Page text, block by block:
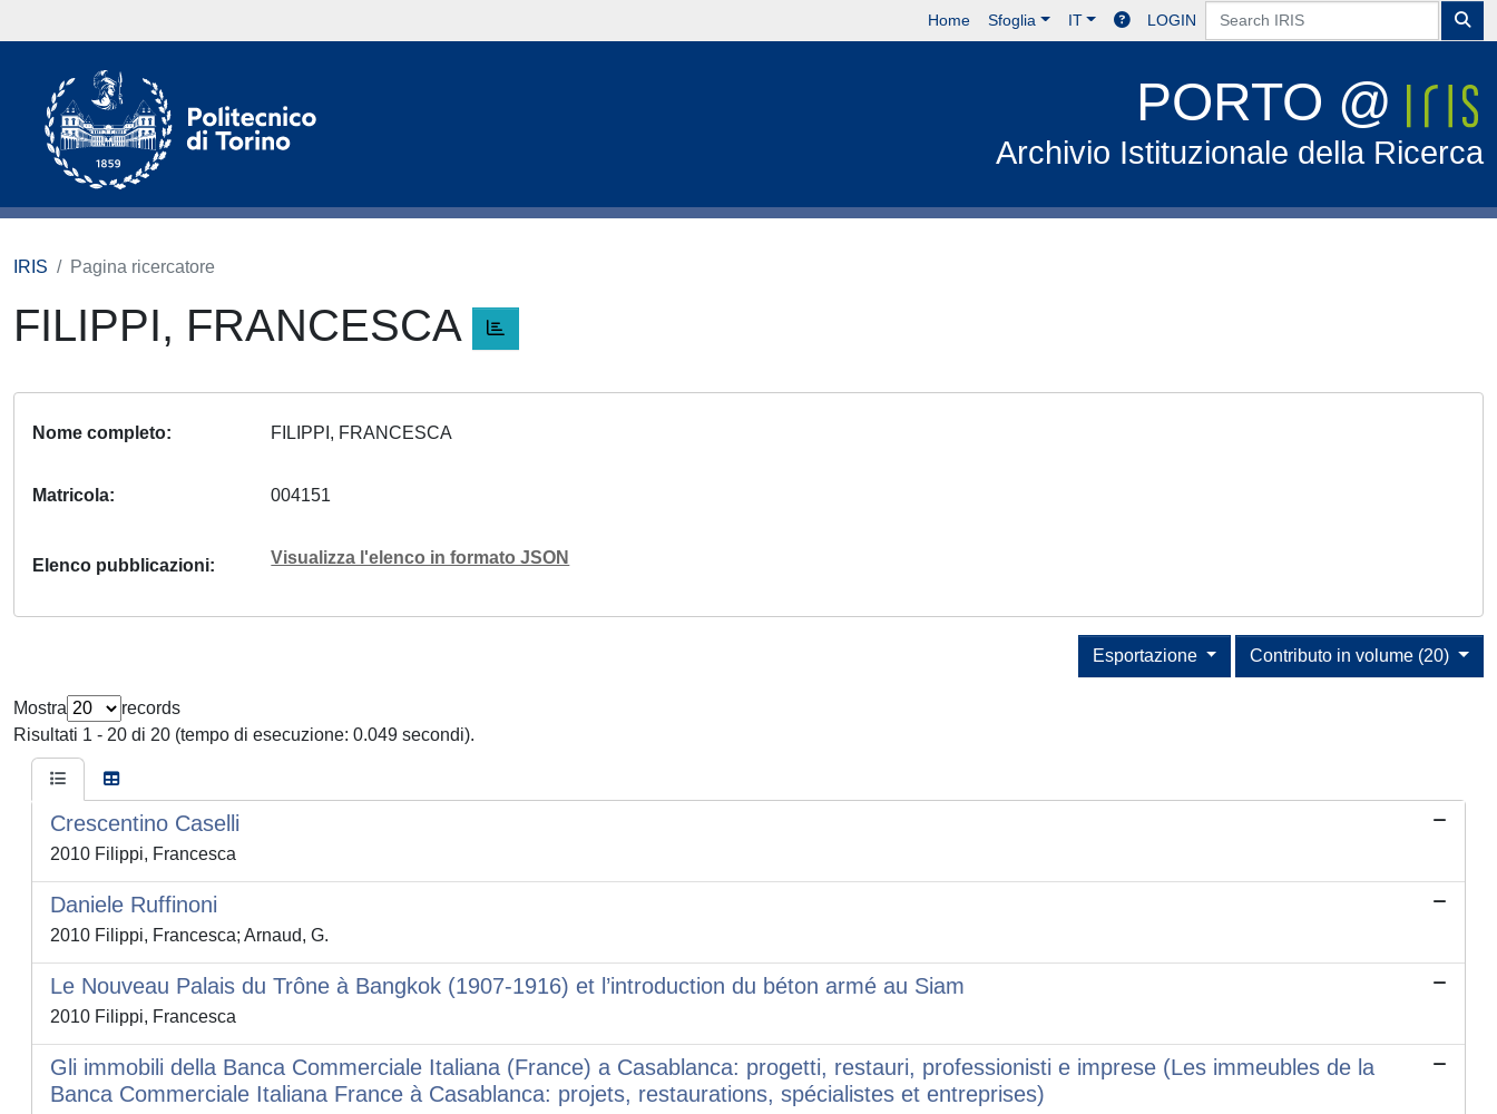
Home Sfoglia IT LOGIN
PORTO @
Archivio Istituzionale della Ricerca
IRIS Pagina ricercatore
FILIPPI, FRANCESCA
Nome completo FILIPPI, FRANCESCA
Matricola 004151
Elenco pubblicazioni Visualizza l'elenco in formato JSON
Contributo in volume (20)
Esportazione
Mostra
records
Risultati 1 - 20 di 20 (tempo di esecuzione: 0.049 secondi).
Crescentino Caselli
2010 Filippi, Francesca
Daniele Ruffinoni
2010 Filippi, Francesca; Arnaud, G.
Le Nouveau Palais du Trône à Bangkok (1907-1916) et l’introduction du béton armé au Siam
2010 Filippi, Francesca
Gli immobili della Banca Commerciale Italiana (France) a Casablanca: progetti, restauri, professionisti e imprese (Les immeubles de la
Banca Commerciale Italiana France à Casablanca: projets, restaurations, spécialistes et entreprises)